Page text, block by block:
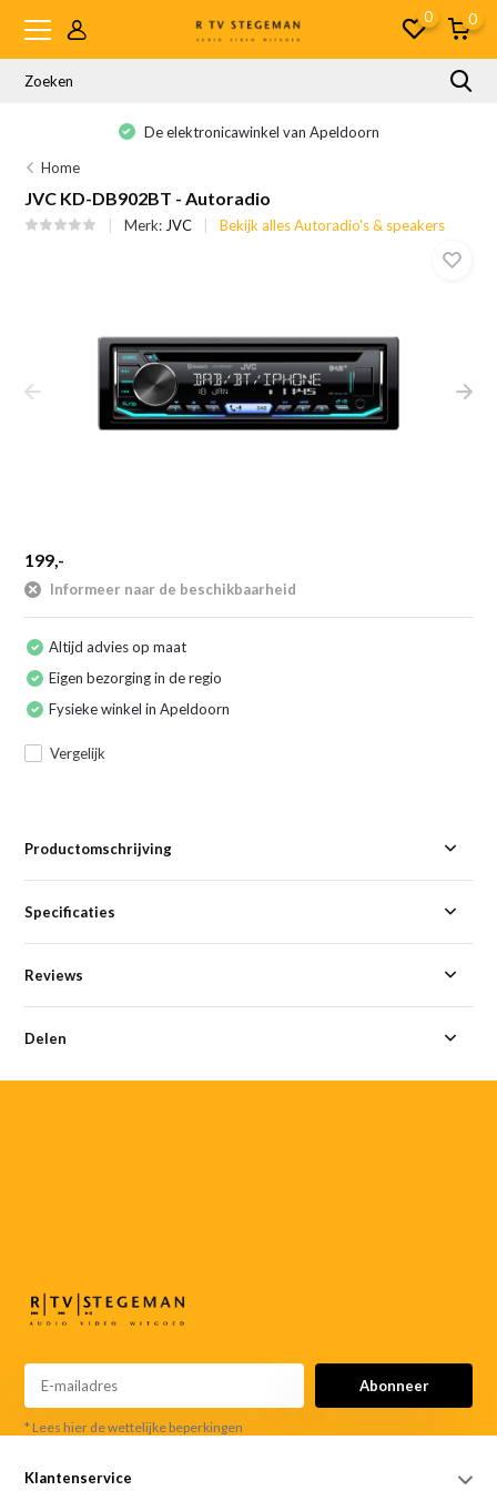
0 0
De elektronicawinkel van Apeldoorn
Home
JVC KD-DB902BT - Autoradio
Merk: JVC Bekijk alles Autoradio's & speakers
199,-
Informeer naar de beschikbaarheid
Altijd advies op maat
Eigen bezorging in de regio
Fysieke winkel in Apeldoorn
Vergelijk
Productomschrijving
Specificaties
Reviews
Delen
Abonneer
* Lees hier de wettelijke beperkingen
Klantenservice